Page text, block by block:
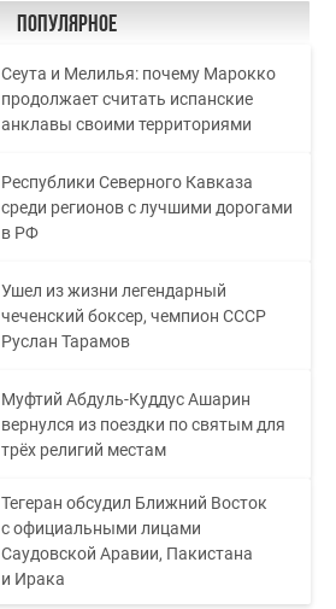
Популярное
Сеута и Мелилья: почему Марокко
продолжает считать испанские
анклавы своими территориями
Республики Северного Кавказа
среди регионов с лучшими дорогами
в РФ
Ушел из жизни легендарный
чеченский боксер, чемпион СССР
Руслан Тарамов
Муфтий Абдуль-Куддус Ашарин
вернулся из поездки по святым для
трёх религий местам
Тегеран обсудил Ближний Восток
с официальными лицами
Саудовской Аравии, Пакистана
и Ирака